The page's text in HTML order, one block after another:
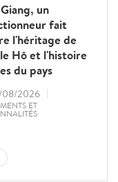
un
fait
l'héritage de
Hô et l'histoire
du pays
08/2026
ET